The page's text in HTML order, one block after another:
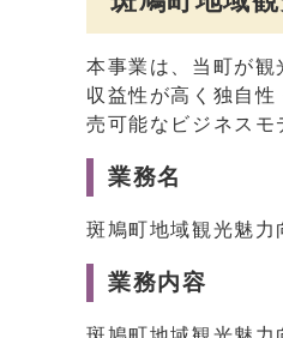
本事業は、当町が
収益性が高く独自
売可能なビジネスモ
業務名
斑鳩町地域観光魅力
業務内容